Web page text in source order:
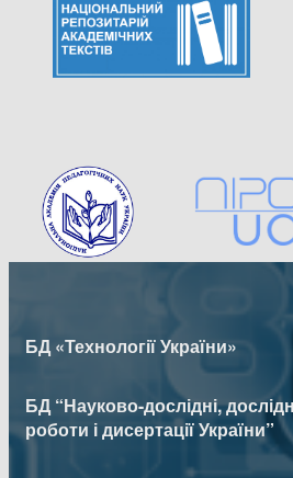
БД «Технології України»
БД “Науково-дослідні,
роботи і дисертації України”